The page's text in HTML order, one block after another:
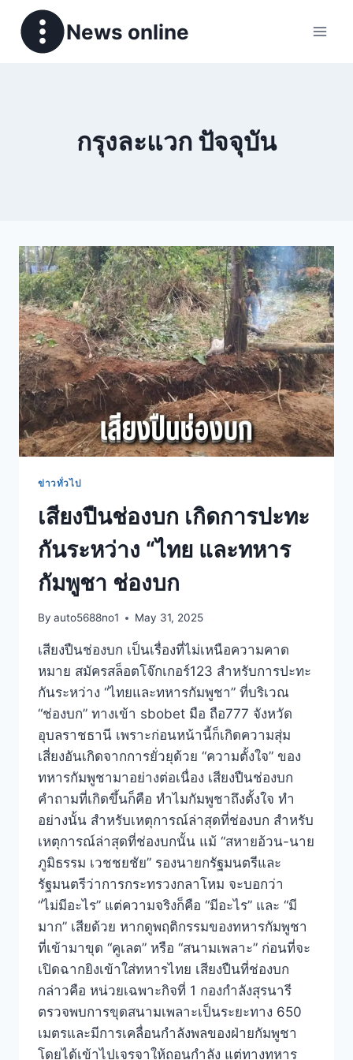
News online
กรุงละแวก ปัจจุบัน
ข่าวทั่วไป
เสียงปืนช่องบก เกิดการปะทะ
กันระหว่าง “ไทย และทหาร
กัมพูชา ช่องบก
By auto5688no1 May 31, 2025
เสียงปืนช่องบก เป็นเรื่องที่ไม่เหนือความคาด
หมาย สมัครสล็อตโจ๊กเกอร์123 สำหรับการปะทะ
กันระหว่าง “ไทยและทหารกัมพูชา” ที่บริเวณ
“ช่องบก” ทางเข้า sbobet มือ ถือ777 จังหวัด
อุบลราชธานี เพราะก่อนหน้านี้ก็เกิดความสุ่ม
เสี่ยงอันเกิดจากการยั่วยุด้วย “ความตั้งใจ” ของ
ทหารกัมพูชามาอย่างต่อเนื่อง เสียงปืนช่องบก
คำถามที่เกิดขึ้นก็คือ ทำไมกัมพูชาถึงตั้งใจ ทำ
อย่างนั้น สำหรับเหตุการณ์ล่าสุดที่ช่องบก สำหรับ
เหตุการณ์ล่าสุดที่ช่องบกนั้น แม้ “สหายอ้วน-นาย
ภูมิธรรม เวชชยชัย” รองนายกรัฐมนตรีและ
รัฐมนตรีว่าการกระทรวงกลาโหม จะบอกว่า
“ไม่มีอะไร” แต่ความจริงก็คือ “มีอะไร” และ “มี
มาก” เสียด้วย หากดูพฤติกรรมของทหารกัมพูชา
ที่เข้ามาขุด “คูเลต” หรือ “สนามเพลาะ” ก่อนที่จะ
เปิดฉากยิงเข้าใส่ทหารไทย เสียงปืนที่ช่องบก
กล่าวคือ หน่วยเฉพาะกิจที่ 1 กองกำลังสุรนารี
ตรวจพบการขุดสนามเพลาะเป็นระยะทาง 650
เมตรและมีการเคลื่อนกำลังพลของฝ่ายกัมพูชา
โดยได้เข้าไปเจรจาให้ถอนกำลัง แต่ทางทหาร